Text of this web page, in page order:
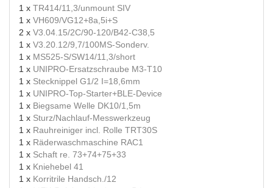
1 x TR414/11,3/unmount SIV
1 x VH609/VG12+8a,5i+S
2 x V3.04.15/2C/90-120/B42-C38,5
1 x V3.20.12/9,7/100MS-Sonderv.
1 x MS525-S/SW14/11,3/short
1 x UNIPRO-Ersatzschraube M3-T10
1 x Stecknippel G1/2 I=18,6mm
1 x UNIPRO-Top-Starter+BLE-Device
1 x Biegsame Welle DK10/1,5m
1 x Sturz/Nachlauf-Messwerkzeug
1 x Rauhreiniger incl. Rolle TRT30S
1 x Räderwaschmaschine RAC1
1 x Schaft re. 73+74+75+33
1 x Kniehebel 41
1 x Korritrile Handsch./12